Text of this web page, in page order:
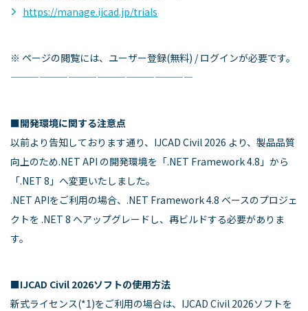
https://manage.ijcad.jp/trials
※ ページの閲覧には、ユーザー登録(無料) / ログインが必要です。
———————————————————
■開発環境に関する注意点
以前より告知しております通り、IJCAD Civil 2026 より、製品品質
向上のため.NET API の開発環境を「.NET Framework 4.8」から
「.NET 8」へ変更いたしました。
.NET APIをご利用の場合、.NET Framework 4.8 ベースのプロジェ
クトを .NET 8 へアップグレードし、再ビルドする必要がありま
す。
■IJCAD Civil 2026ソフトの使用方法
新式ライセンス(*1)をご利用の場合は、IJCAD Civil 2026ソフトを